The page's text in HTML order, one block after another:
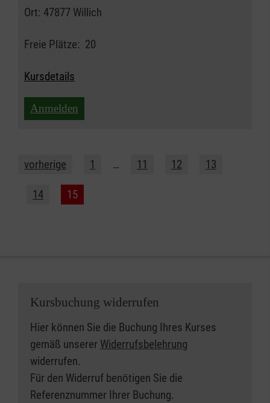
Ort: 47877 Willich
Freie Plätze: 20
Kursdetails
Anmelden
vorherige 1 … 11 12 13
14 15
Kursbuchung widerrufen
Hier können Sie die Buchung Ihres Kurses
gemäß unserer Widerrufsbelehrung
widerrufen.
Für den Widerruf benötigen Sie die
Referenznummer Ihrer Buchung.